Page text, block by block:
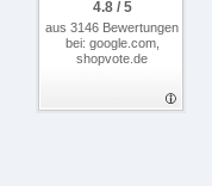
4.8 / 5
aus 3146 Bewertungen
bei: google.com,
shopvote.de